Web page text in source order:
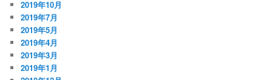
2019年10月
2019年7月
2019年5月
2019年4月
2019年3月
2019年1月